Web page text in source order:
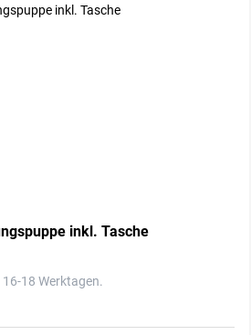
inkl. Tasche
18 Werktagen.